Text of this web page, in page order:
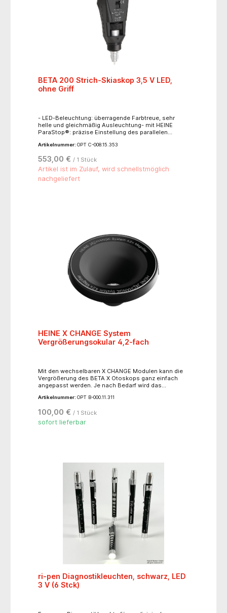
BETA 200 Strich-Skiaskop 3,5 V LED,
ohne Griff
- LED-Beleuchtung: überragende Farbtreue, sehr
helle und gleichmäßig Ausleuchtung- mit HEINE
ParaStop®: präzise Einstellung des parallelen
einziges Bedienelement für Vergenz und
Daumen- staubdicht- integrierter Polarisationsfilter:
eliminiert Streulicht und interne Reflexe- Stirnauflage
für Brillenträger
Artikelnummer: OPT C-008.15.353
553,00 € / 1 Stück
Artikel ist im Zulauf, wird schnellstmöglich
nachgeliefert
HEINE X CHANGE System
Vergrößerungsokular 4,2-fach
Mit den wechselbaren X CHANGE Modulen kann die
Vergrößerung des BETA X Otoskops ganz einfach
angepasst werden. Je nach Bedarf wird das
eingesetzt.- 4,2-fache Vergrößerung- schnell und
anzubringen- sichere Verbindung zum Otoskop mit
Bayonettverschluss
Artikelnummer: OPT B-000.11.311
100,00 € / 1 Stück
sofort lieferbar
ri-pen Diagnostikleuchten, schwarz, LED
3 V (6 Stck)